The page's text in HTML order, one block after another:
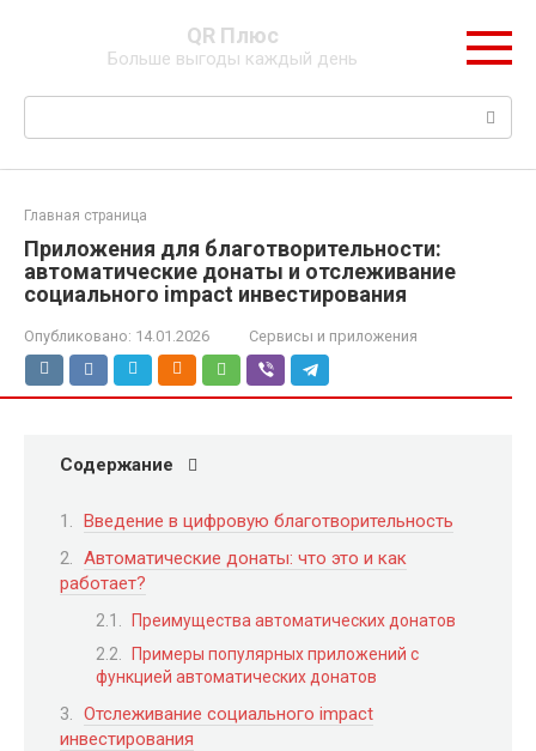
QR Плюс
Больше выгоды каждый день
Поиск:
Главная страница
Приложения для благотворительности:
автоматические донаты и отслеживание
социального impact инвестирования
Опубликовано: 14.01.2026 Сервисы и приложения
Содержание
Введение в цифровую благотворительность
Автоматические донаты: что это и как
работает?
Преимущества автоматических донатов
Примеры популярных приложений с
функцией автоматических донатов
Отслеживание социального impact
инвестирования